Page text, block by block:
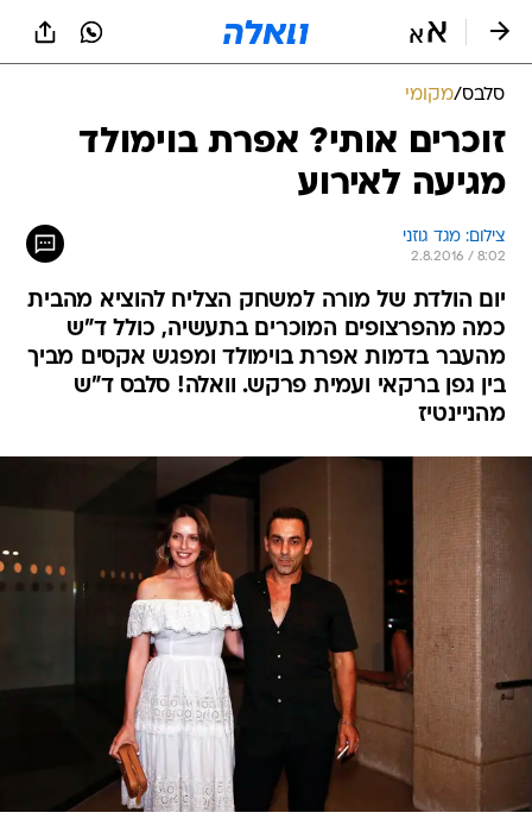
סלבס/מקומי
זוכרים אותי? אפרת בוימולד
מגיעה לאירוע
צילום: מגד גוזני
2.8.2016 / 8:02
יום הולדת של מורה למשחק הצליח להוציא מהבית
כמה מהפרצופים המוכרים בתעשיה, כולל ד"ש
מהעבר בדמות אפרת בוימולד ומפגש אקסים מביך
בין גפן ברקאי ועמית פרקש. וואלה! סלבס ד"ש
מהניינטיז